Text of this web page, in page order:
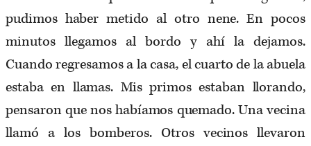
pudimos haber metido al otro nene. En pocos
minutos llegamos al bordo y ahí la dejamos.
Cuando regresamos a la casa, el cuarto de la abuela
estaba en llamas. Mis primos estaban llorando,
pensaron que nos habíamos quemado. Una vecina
llamó a los bomberos. Otros vecinos llevaron